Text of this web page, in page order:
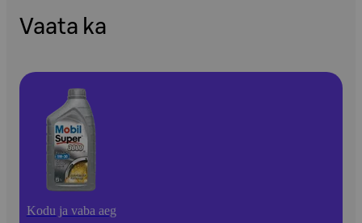
Vaata ka
Kodu ja vaba aeg